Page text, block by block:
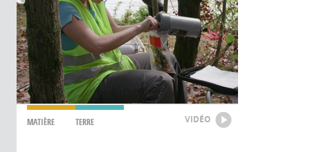
MATIÈRE TERRE VIDÉO